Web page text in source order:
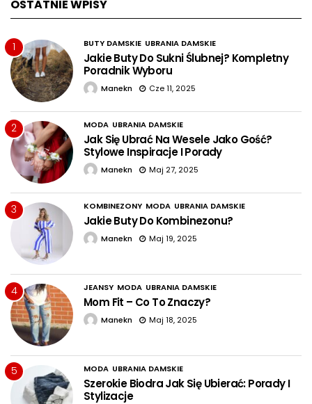
OSTATNIE WPISY
1 BUTY DAMSKIE UBRANIA DAMSKIE
Jakie Buty Do Sukni Ślubnej? Kompletny
Poradnik Wyboru
Manekn Cze 11, 2025
2 MODA UBRANIA DAMSKIE
Jak Się Ubrać Na Wesele Jako Gość?
Stylowe Inspiracje I Porady
Manekn Maj 27, 2025
3 KOMBINEZONY MODA UBRANIA DAMSKIE
Jakie Buty Do Kombinezonu?
Manekn Maj 19, 2025
4 JEANSY MODA UBRANIA DAMSKIE
Mom Fit – Co To Znaczy?
Manekn Maj 18, 2025
5 MODA UBRANIA DAMSKIE
Szerokie Biodra Jak Się Ubierać: Porady I
Stylizacje